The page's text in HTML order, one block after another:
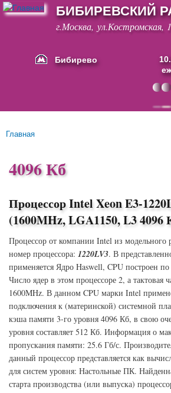
Перейти к
основному
содержанию
БИБИРЕВСКИЙ
г.Москва, ул.Костромская,
Бибирево
Основные ссылки
Вы здесь
Главная
4096 Кб
Процессор Intel Xeon E3-
(1600MHz, LGA1150, L3 4096
Процессор от компании Intel из
номер процессора: 1220LV3. В
применяется Ядро Haswell, CPU построен
Число ядер в этом процессоре 2, а тактовая
1600MHz. В данном CPU марки Intel
подключения к (материнской) системной
кэша памяти 3-го уровня 4096 Кб, в свою
уровня составляет 512 Кб. Информация о
пропускания памяти: 25.6 Гб/с.
данный процессор представляется как
для систем уровня: Настольные ПК.
старта производства (или выпуска)